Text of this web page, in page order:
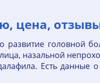
цена,
головной
назальной
Есть